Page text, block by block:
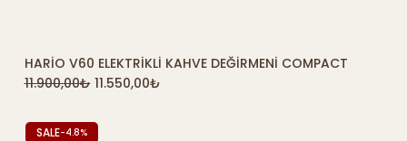
SEPETE EKLE
HARIO V60 ELEKTRIKLI KAHVE DEĞIRMENI COMPACT
11.900,00₺ 11.550,00₺
SALE-4.8%